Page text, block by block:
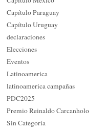
Capítulo Paraguay
Capítulo Uruguay
declaraciones
Elecciones
Eventos
Latinoamerica
latinoamerica campañas
PDC2025
Premio Reinaldo Carcanholo
Sin Categoría